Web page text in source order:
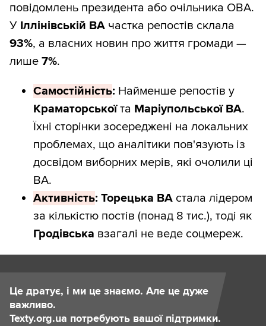
повідомлень президента або очільника ОВА.
У Іллінівській ВА частка репостів склала
93%, а власних новин про життя громади —
лише 7%.
Самостійність: Найменше репостів у
Краматорськоїта Маріупольської ВА.
Їхні сторінки зосереджені на локальних
проблемах, що аналітики пов'язують із
досвідом виборних мерів, які очолили ці
ВА.
Активність: Торецька ВА стала лідером
за кількістю постів (понад 8 тис.), тоді як
Гродівська взагалі не веде соцмереж.
Це дратує, і ми це знаємо. Але це дуже
важливо.
Texty.org.ua потребують вашої підтримки.